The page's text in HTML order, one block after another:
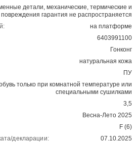
детали, механические, термические и
гарантия не распространяется
на платформе
6403991100
Гонконг
натуральная кожа
ПУ
только при комнатной температуре или
специальными сушилками
3,5
Весна-Лето 2025
F (6)
декларации:
07.10.2025